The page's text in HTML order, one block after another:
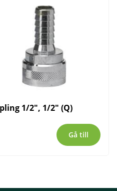
1/2″, 1/2″ (Q)
Gå till